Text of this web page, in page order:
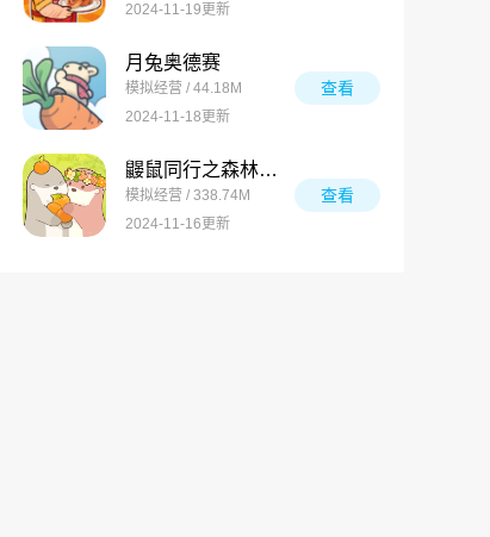
2024-11-19更新
月兔奥德赛
模拟经营 / 44.18M
2024-11-18更新
查看
鼹鼠同行之森林之家万圣节版
模拟经营 / 338.74M
2024-11-16更新
查看